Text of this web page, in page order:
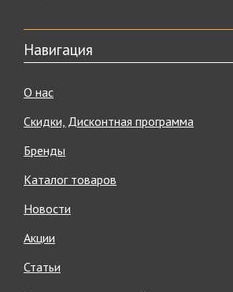
Навигация
О нас
Скидки, Дисконтная программа
Бренды
Каталог товаров
Новости
Акции
Статьи